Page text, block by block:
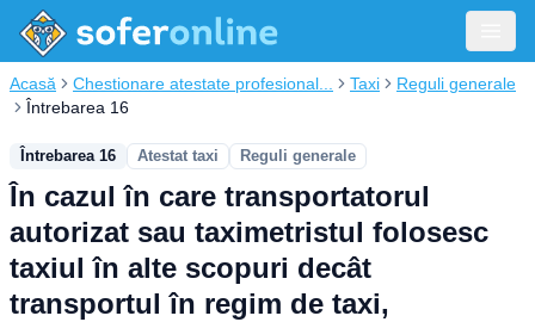
Acasă Chestionare atestate profesional... Taxi
Reguli generale
Întrebarea 16
Întrebarea 16 Atestat taxi Reguli generale
În cazul în care transportatorul
autorizat sau taximetristul folosesc
taxiul în alte scopuri decât
transportul în regim de taxi,